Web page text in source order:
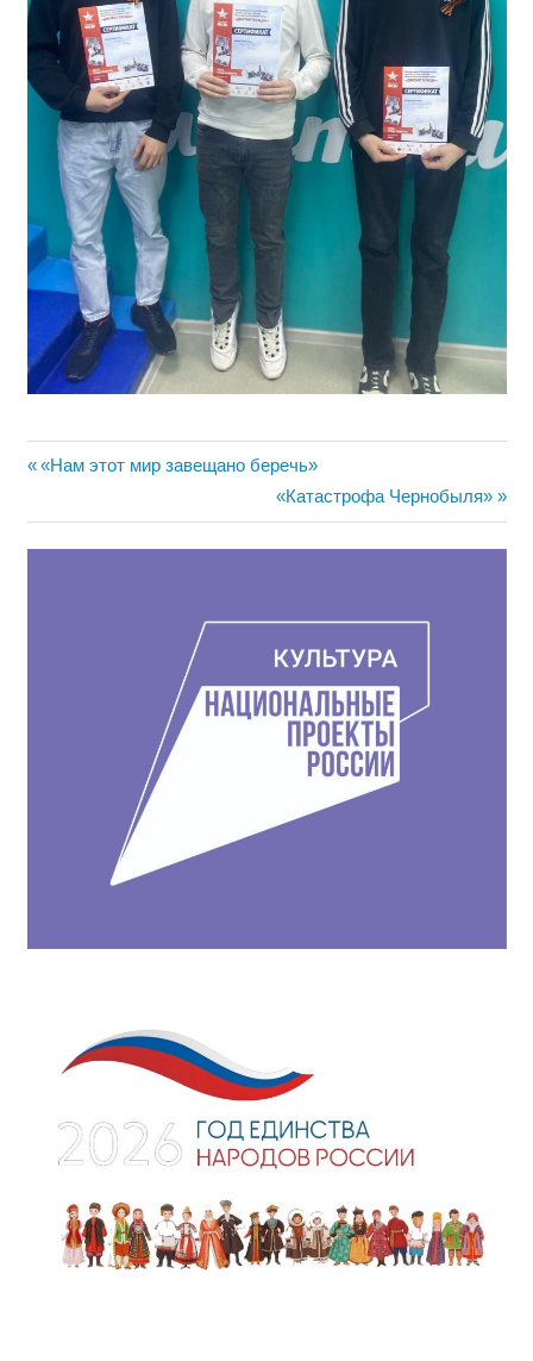
Навигация
по
Предыдущая
«Нам этот мир завещано беречь»
Следующая
запись:
«Катастрофа Чернобыля»